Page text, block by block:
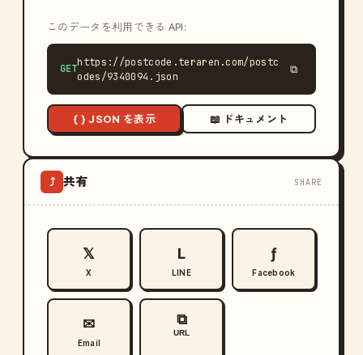
このデータを利用できる API:
GET
https://postcode.teraren.com/postc
odes/9340094.json
⧉
{ } JSON を表示 📖 ドキュメント
⤴ 共有 SHARE
𝕏
X
L
LINE
ƒ
Facebook
✉
Email
⧉
URL